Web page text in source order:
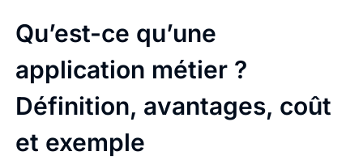
Qu’est-ce qu’une
application métier ?
Définition, avantages, coût
et exemple